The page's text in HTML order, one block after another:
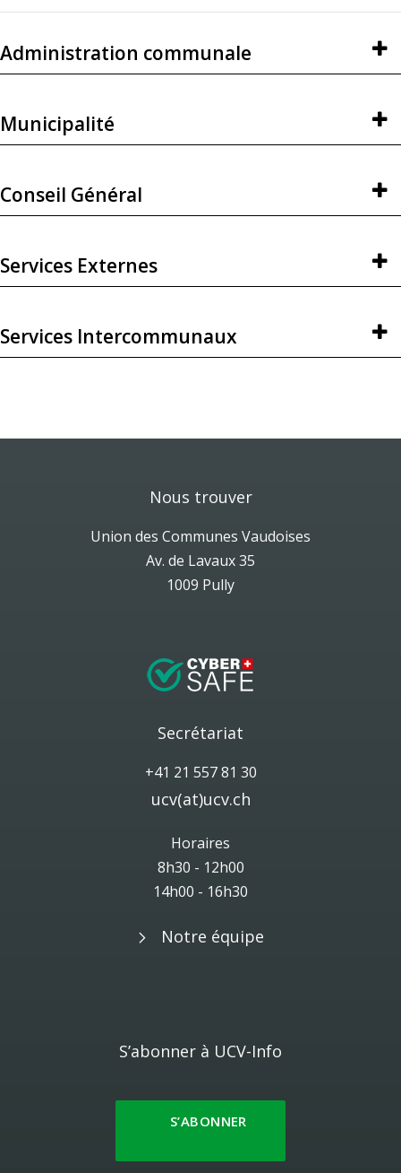
Administration communale
Municipalité
Conseil Général
Services Externes
Services Intercommunaux
Nous trouver
Union des Communes Vaudoises
Av. de Lavaux 35
1009 Pully
Secrétariat
+41 21 557 81 30
ucv(at)ucv.ch
Horaires
8h30 - 12h00
14h00 - 16h30
Notre équipe
S’abonner à UCV-Info
S’ABONNER